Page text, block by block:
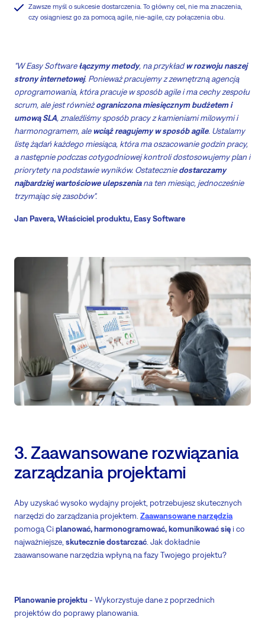
Zawsze myśl o sukcesie dostarczenia. To główny cel, nie ma znaczenia,
czy osiągniesz go za pomocą agile, nie-agile, czy połączenia obu.
"W Easy Softwarełączymy metody, na przykładw rozwoju naszej
strony internetowej. Ponieważ pracujemy z zewnętrzną agencją
oprogramowania, która pracuje w sposób agile i ma cechy zespołu
scrum, ale jest równieżograniczona miesięcznym budżetem i
umową SLA, znaleźliśmy sposób pracy z kamieniami milowymi i
harmonogramem, ale wciąż reagujemy w sposób agile. Ustalamy
listę żądań każdego miesiąca, która ma oszacowanie godzin pracy,
a następnie podczas cotygodniowej kontroli dostosowujemy plan i
priorytety na podstawie wyników. Ostateczniedostarczamy
najbardziej wartościowe ulepszeniana ten miesiąc, jednocześnie
trzymając się zasobów".
Jan Pavera, Właściciel produktu, Easy Software
3. Zaawansowane rozwiązania
zarządzania projektami
Aby uzyskać wysoko wydajny projekt, potrzebujesz skutecznych
narzędzi do zarządzania projektem. Zaawansowane narzędzia
pomogą Ciplanować, harmonogramować, komunikować się i co
najważniejsze, skutecznie dostarczać. Jak dokładnie
zaawansowane narzędzia wpłyną na fazy Twojego projektu?
Planowanie projektu - Wykorzystuje dane z poprzednich
projektów do poprawy planowania.